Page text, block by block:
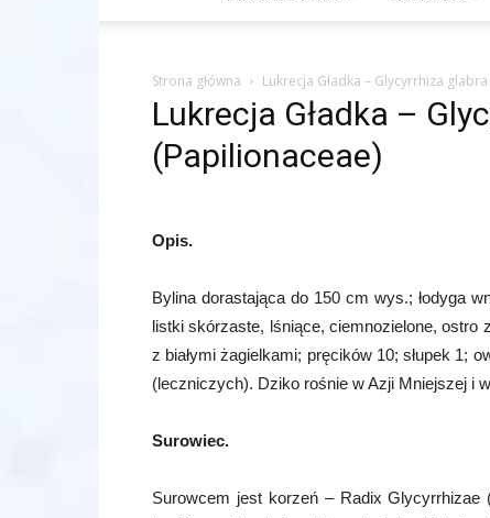
Strona główna Lukrecja Gładka – Glycyrrhiza
Lukrecja Gładka –
(Papilionaceae)
Opis.
Bylina dorastająca do 150 cm wys.; łodyga
listki skórzaste, lśniące, ciemnozielone, ostro
z białymi żagielkami; pręcików 10; słupek 1;
(leczniczych). Dziko rośnie w Azji Mniejszej i
Surowiec.
Surowcem jest korzeń – Radix